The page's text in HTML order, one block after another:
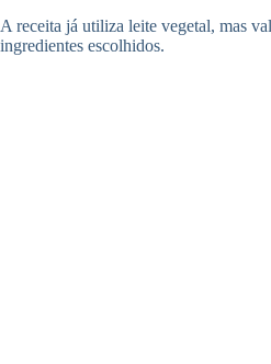
A receita já utiliza leite vegetal, mas
ingredientes escolhidos.